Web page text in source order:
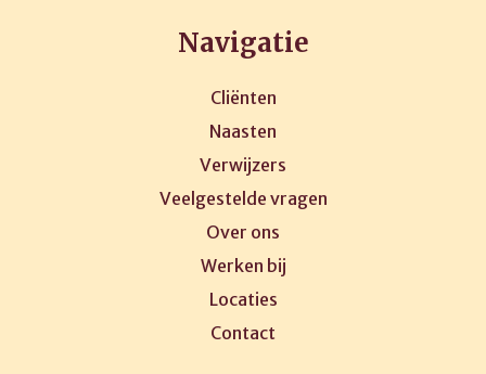
Navigatie
Cliënten
Naasten
Verwijzers
Veelgestelde vragen
Over ons
Werken bij
Locaties
Contact